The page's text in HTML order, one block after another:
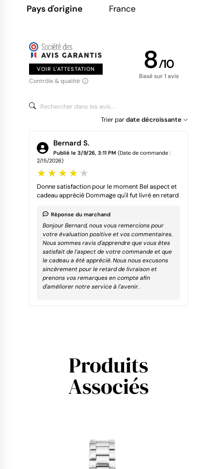
Pays d'origine
France
VOIR L'ATTESTATION
Contrôle & qualité
8/10
Basé sur 1 avis
Trier pardate décroissante
Bernard S.
Publié le 3/9/26, 3:11 PM (Date de commande :
2/15/2026)
Donne satisfaction pour le moment Bel aspect et
cadeau apprécié Dommage qu'il fut livré en retard
Réponse du marchand
Bonjour Bernard, nous vous remercions pour
votre évaluation positive et vos commentaires.
Nous sommes ravis d'apprendre que vous êtes
satisfait de l'aspect de votre commande et que
le cadeau a été apprécié. Nous nous excusons
sincèrement pour le retard de livraison et
prenons vos remarques en compte afin
d'améliorer notre service à l'avenir.
Produits
Associés